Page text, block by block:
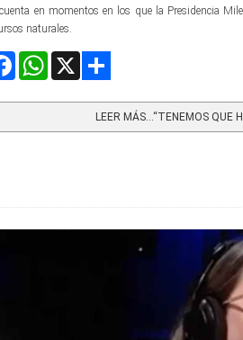
en momentos en los que la Presidencia
naturales.
FacebookWhatsApp
LEER MÁS…“TENEMOS QUE